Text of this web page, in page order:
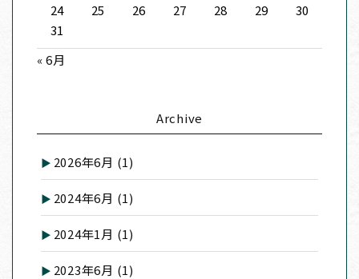
24
25 26 27 28 29
30
31
« 6月
Archive
2026年6月 (1)
2024年6月 (1)
2024年1月 (1)
2023年6月 (1)